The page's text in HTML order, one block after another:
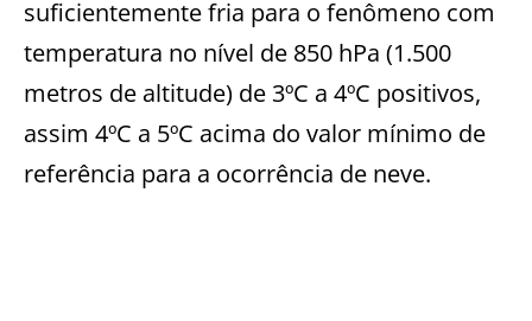
suficientemente fria para o fenômeno com
temperatura no nível de 850 hPa (1.500
metros de altitude) de 3ºC a 4ºC positivos,
assim 4ºC a 5ºC acima do valor mínimo de
referência para a ocorrência de neve.